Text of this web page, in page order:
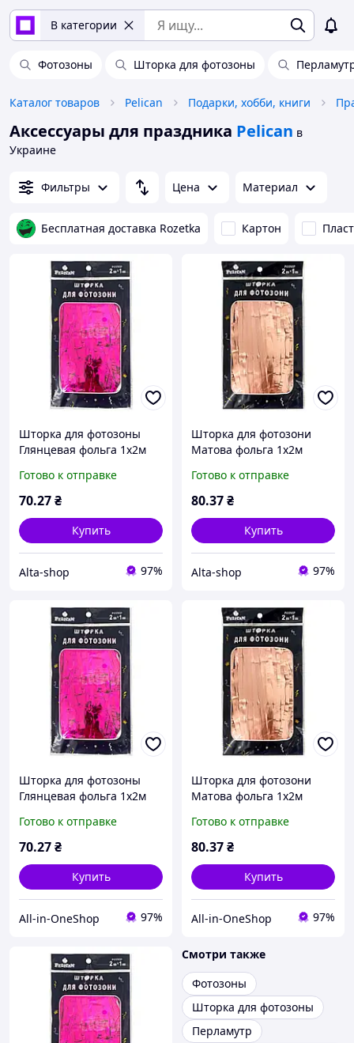
В категории
Фотозоны Шторка для фотозоны
Каталог товаров Pelican Подарки, хобби, книги
Аксессуары для праздника Pelican в
Украине
Фильтры Цена Материал
Бесплатная доставка Rozetka Картон
Шторка для фотозоны
Глянцевая фольга 1х2м
Готово к отправке
70.27₴
Купить
Alta-shop 97%
Шторка для фотозони
Матова фольга 1х2м
PELICAN
Готово к отправке
80.37₴
Купить
Alta-shop 97%
Шторка для фотозоны
Глянцевая фольга 1х2м
Готово к отправке
70.27₴
Купить
All-in-OneShop 97%
Шторка для фотозони
Матова фольга 1х2м
PELICAN
Готово к отправке
80.37₴
Купить
All-in-OneShop 97%
Смотри также
Фотозоны
Шторка для фотозоны
Перламутр